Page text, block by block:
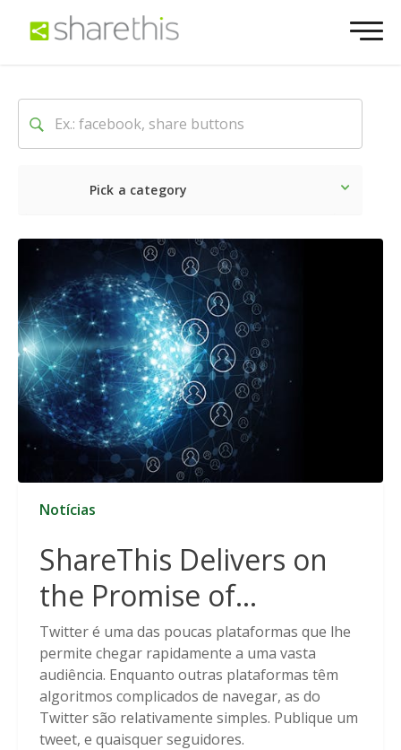
Pick a category
O mais recente Social
Notícias
ShareThis Delivers on
the Promise of
Cookieless Data
Solutions
Twitter é uma das poucas plataformas que lhe
permite chegar rapidamente a uma vasta
audiência. Enquanto outras plataformas têm
algoritmos complicados de navegar, as do
Twitter são relativamente simples. Publique um
tweet, e quaisquer seguidores.